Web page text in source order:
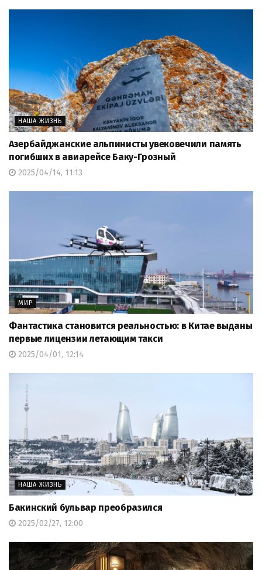
НАША ЖИЗНЬ
Азербайджанские альпинисты увековечили память
погибших в авиарейсе Баку-Грозный
2025/04/14, 11:13
МИР
Фантастика становится реальностью: в Китае выданы
первые лицензии летающим такси
2025/04/01, 12:14
НАША ЖИЗНЬ
Бакинский бульвар преобразился
2025/02/27, 12:00